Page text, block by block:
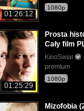
01:26:12
1080p
01:25:29
Prosta
Cały film
KinoSwiat
premium
1080p
Mizofobia